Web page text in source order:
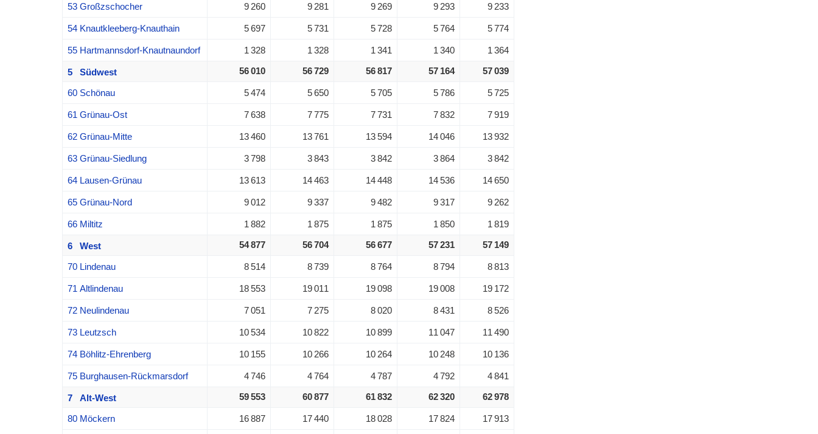
53 Großzschocher 9 260 9 281 9 269 9 293 9 233
54 Knautkleeberg-Knauthain 5 697 5 731 5 728 5 764 5 774
55 Hartmannsdorf-Knautnaundorf 1 328 1 328 1 341 1 340 1 364
5 Südwest 56 010 56 729 56 817 57 164 57 039
60 Schönau 5 474 5 650 5 705 5 786 5 725
61 Grünau-Ost 7 638 7 775 7 731 7 832 7 919
62 Grünau-Mitte 13 460 13 761 13 594 14 046 13 932
63 Grünau-Siedlung 3 798 3 843 3 842 3 864 3 842
64 Lausen-Grünau 13 613 14 463 14 448 14 536 14 650
65 Grünau-Nord 9 012 9 337 9 482 9 317 9 262
66 Miltitz 1 882 1 875 1 875 1 850 1 819
6 West 54 877 56 704 56 677 57 231 57 149
70 Lindenau 8 514 8 739 8 764 8 794 8 813
71 Altlindenau 18 553 19 011 19 098 19 008 19 172
72 Neulindenau 7 051 7 275 8 020 8 431 8 526
73 Leutzsch 10 534 10 822 10 899 11 047 11 490
74 Böhlitz-Ehrenberg 10 155 10 266 10 264 10 248 10 136
75 Burghausen-Rückmarsdorf 4 746 4 764 4 787 4 792 4 841
7 Alt-West 59 553 60 877 61 832 62 320 62 978
80 Möckern 16 887 17 440 18 028 17 824 17 913